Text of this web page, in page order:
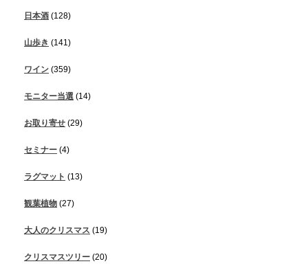
日本酒 (128)
山歩き (141)
ワイン (359)
モニター当選 (14)
お取り寄せ (29)
セミナー (4)
ラグマット (13)
観葉植物 (27)
大人のクリスマス (19)
クリスマスツリー (20)